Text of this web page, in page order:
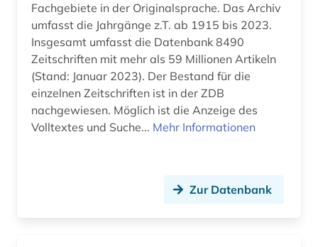
internet (1)
internetportal (1)
internetsicherheit (1)
italienisch (1)
japanisch (1)
klimatechnik (1)
Fachgebiete in der Originalsprache. Das Archiv
umfasst die Jahrgänge z.T. ab 1915 bis 2023.
Insgesamt umfasst die Datenbank 8490
Zeitschriften mit mehr als 59 Millionen Artikeln
(Stand: Januar 2023). Der Bestand für die
einzelnen Zeitschriften ist in der ZDB
nachgewiesen. Möglich ist die Anzeige des
Volltextes und Suche... Mehr Informationen
Zur Datenbank